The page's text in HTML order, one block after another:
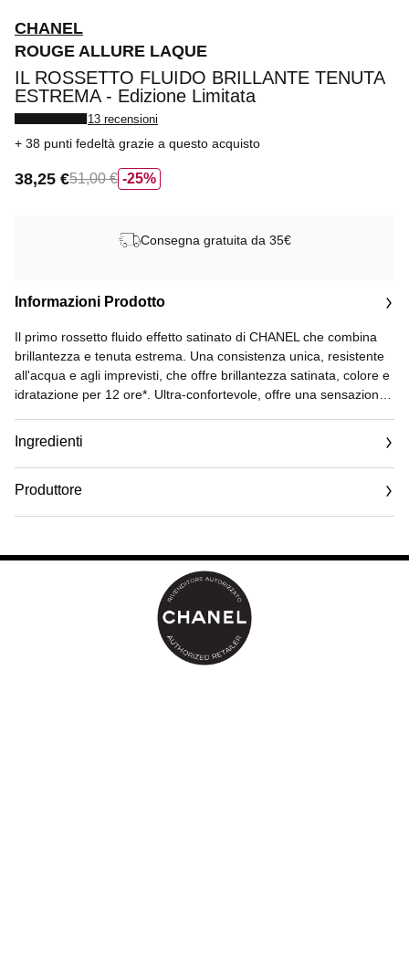
CHANEL
ROUGE ALLURE LAQUE
IL ROSSETTO FLUIDO BRILLANTE TENUTA
ESTREMA - Edizione Limitata
13 recensioni
38 punti fedeltà grazie a questo acquisto
25%
38,25 €51,00 €
Consegna gratuita da 35€
Informazioni Prodotto
Il primo rossetto fluido effetto satinato di CHANEL che combina
brillantezza e tenuta estrema. Una consistenza unica, resistente
all'acqua e agli imprevisti, che offre brillantezza satinata, colore e
idratazione per 12 ore*. Ultra-confortevole, offre una sensazione
Il suo packaging laccato nero, dall'effetto sfumato semi-
trasparente, lascia intravedere immediatamente il suo colore
intenso. Disponibile in 20 nuove tinte.
**Auto-valutazione di 21 donne.
Ingredienti
Produttore